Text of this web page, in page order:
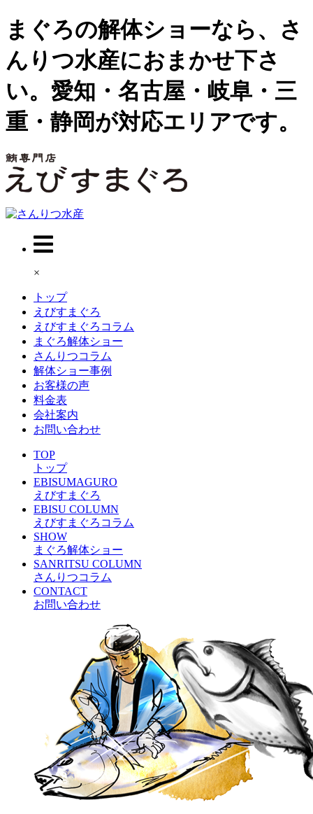
まぐろの解体ショーなら、さ
んりつ水産におまかせ下さ
い。愛知・名古屋・岐阜・三
重・静岡が対応エリアです。
×
トップ
えびすまぐろ
えびすまぐろコラム
まぐろ解体ショー
さんりつコラム
解体ショー事例
お客様の声
料金表
会社案内
お問い合わせ
TOP
トップ
EBISUMAGURO
えびすまぐろ
EBISU COLUMN
えびすまぐろコラム
SHOW
まぐろ解体ショー
SANRITSU COLUMN
さんりつコラム
CONTACT
お問い合わせ